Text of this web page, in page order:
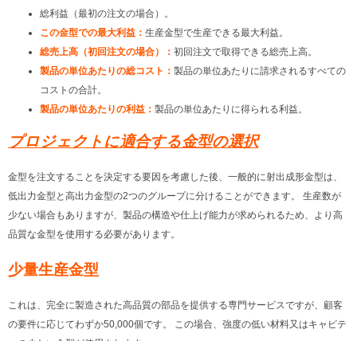
総利益（最初の注文の場合）。
この金型での最大利益： 生産金型で生産できる最大利益。
総売上高（初回注文の場合）： 初回注文で取得できる総売上高。
製品の単位あたりの総コスト： 製品の単位あたりに請求されるすべての
コストの合計。
製品の単位あたりの利益： 製品の単位あたりに得られる利益。
プロジェクトに適合する金型の選択
金型を注文することを決定する要因を考慮した後、一般的に射出成形金型は、
低出力金型と高出力金型の2つのグループに分けることができます。 生産数が
少ない場合もありますが、製品の構造や仕上げ能力が求められるため、より高
品質な金型を使用する必要があります。
少量生産金型
これは、完全に製造された高品質の部品を提供する専門サービスですが、顧客
の要件に応じてわずか50,000個です。 この場合、強度の低い材料又はキャビテ